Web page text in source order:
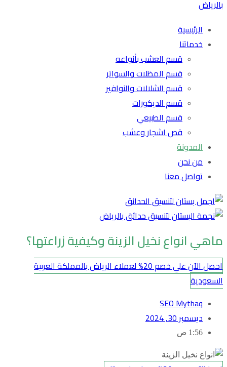
الرئيسية
خدماتنا
قسم العشب بأنواعه
قسم المظلات والسواتر
قسم الشلالات والنوافير
قسم الديكورات
قسم الطبيعي
قص اشجار وعشب
المدونة
من نحن
تواصل معنا
ماهي انواع نخيل الزينة وكيفية زراعتها؟
احصل الآن علي خصم 20% لعملاء الرياض بالمملكة العربية
السعودية
SEO Mythaq
ديسمبر 30, 2024
1:56 ص